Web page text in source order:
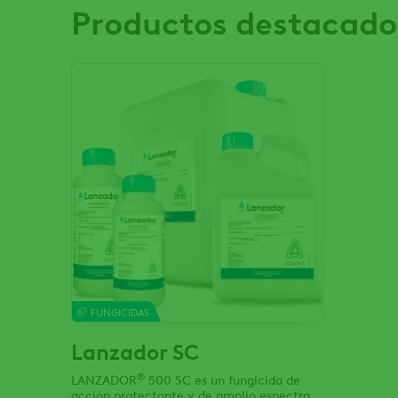
Productos
FUNGICIDAS
Lanzador SC
LANZADOR® 500 SC es un fungicida de
acción protectante y de amplio espectro.